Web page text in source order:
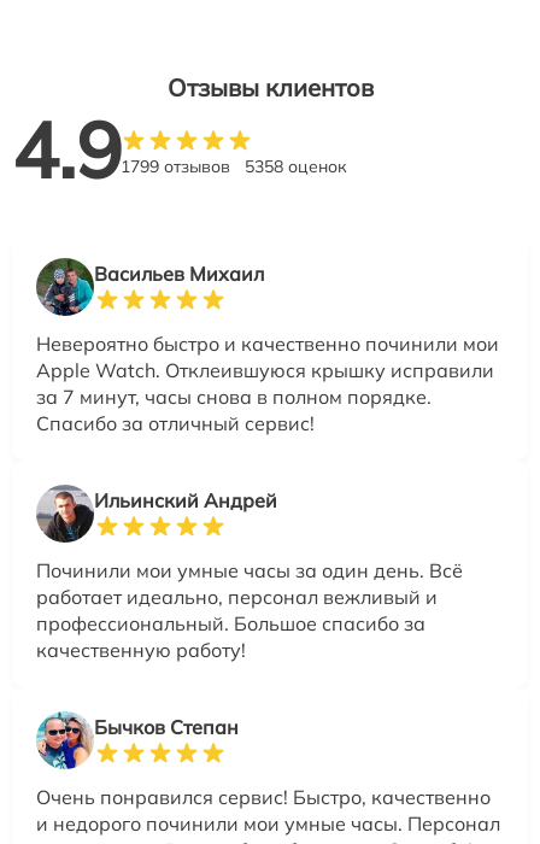
Отзывы клиентов
4.91799 отзывов 5358 оценок
Васильев Михаил
Невероятно быстро и качественно починили мои
Apple Watch. Отклеившуюся крышку исправили
за 7 минут, часы снова в полном порядке.
Спасибо за отличный сервис!
Ильинский Андрей
Починили мои умные часы за один день. Всё
работает идеально, персонал вежливый и
профессиональный. Большое спасибо за
качественную работу!
Бычков Степан
Очень понравился сервис! Быстро, качественно
и недорого починили мои умные часы. Персонал